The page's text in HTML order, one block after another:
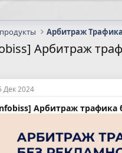
Арбитраж Трафика
Арбитраж
Дек 2024
Арбитраж трафика